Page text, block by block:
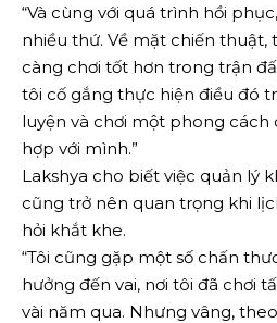
“Và cùng với quá trình hồi
nhiều thứ. Về mặt chiến thuật,
càng chơi tốt hơn trong trận
tôi cố gắng thực hiện điều đó
luyện và chơi một phong
hợp với mình.”
Lakshya cho biết việc quản lý
cũng trở nên quan trọng khi
hỏi khắt khe.
“Tôi cũng gặp một số chấn
hưởng đến vai, nơi tôi đã chơi
vài năm qua. Nhưng vâng,